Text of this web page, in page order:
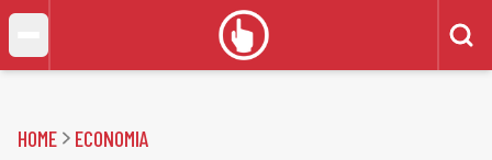
HOME ECONOMIA